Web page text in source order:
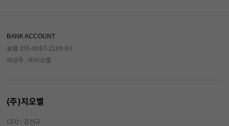
BANK ACCOUNT
농협 355-0067-2109-63
예금주 : ㈜지오벨
(주)지오벨
CEO : 김선규